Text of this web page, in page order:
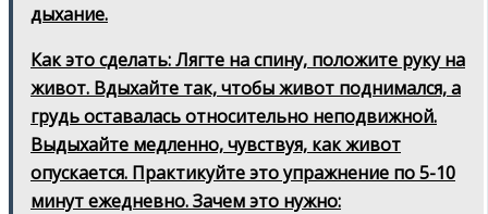
дыхание.
Как это сделать: Лягте на спину, положите руку на
живот. Вдыхайте так, чтобы живот поднимался, а
грудь оставалась относительно неподвижной.
Выдыхайте медленно, чувствуя, как живот
опускается. Практикуйте это упражнение по 5-10
минут ежедневно. Зачем это нужно: